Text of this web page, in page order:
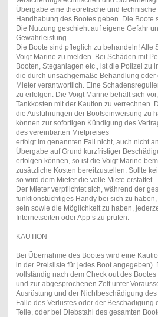
Übergabe eine theoretische und
Handhabung des Bootes geben. Die Boote
Die Nutzung geschieht auf eigene Gefahr
Gewährleistung.
Die Boote sind pfleglich zu behandeln! Alle
Voigt Marine zu melden. Bei Schäden mit
Booten, Steganlagen etc., ist die Polizei zu
die durch unsachgemäße Behandlung oder
Mieter verantwortlich. Eine
zu erfolgen. Die Voigt Marine behält sich
Tankkosten mit der Kaution zu verrechnen.
die Ausführungen der Bootseinweisung zu
können zur sofortigen Kündigung des
des vereinbarten Mietpreises
erfolgt im genannten Fall nicht, auch nicht
Übergabe auf Grund kurzfristiger
erfolgen können, so ist die Voigt Marine
zusätzliche Kosten bereitzustellen. Sollte
so wird dem Mieter die volle Miete erstattet.
Der Mieter verpflichtet sich, während der
funktionstüchtiges Handy bei sich zu
sein sowie die Möglichkeit zu haben,
Internetseiten oder App’s zu prüfen.
KAUTION
Bei Übernahme des Bootes wird eine
in der Preisliste für jedes Boot angegeben).
vollständig nach dem Check out des
und zur abgesprochenen Zeit unter
Ausrüstung und der Nichtbeschädigung
Falle des Verlustes oder der Beschädigung
Teile, oder bei Diebstahl des gesamten